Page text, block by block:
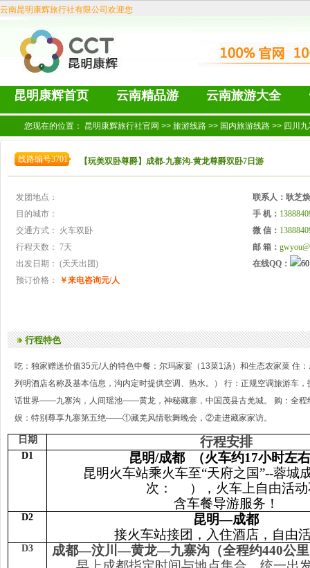
云南昆明康辉旅行社有限公司欢迎您
昆明康辉首页 云南精品游 云南旅游大全
您现在的位置： 昆明康辉旅行社官网 >> 旅游线路 >> 国内旅游线路 >> 四川
线路编号3701 【玩美双卧尊爵】成都-九寨沟-黄龙尊爵双卧7日游
发团地点：
目的城市：
交通方式： 火车双卧
行程天数： 7天
出发日期： (天天出团)
预订价格：
￥来电咨询元/人
联系人： 耿芝焕
手 机：
微 信：
邮 箱：
在线QQ：
行程特色
吃：独家赠送价值35元/人的特色中餐：尔玛家宴（13菜1汤）和生态农家菜 住
列明酒店名称及基本信息，沟内定时提供空调、热水。） 行：正规空调旅游车
话世界——九寨沟，人间瑶池——黄龙，神秘藏寨，中国茂县古羌城。 购：全程
娱：特别尊享九寨第五绝——①藏羌风情歌舞晚会，②走进藏家家访。
日期 行程安排
D1
昆明/成都 （火车约17小时左
昆明火车站乘火车至“天府之国”--蓉城
次： ），火车上自由活动
含车餐导游服务！
D2 昆明—成都
接火车站接团，入住酒店，自由
D3
成都—汶川—黄龙—九寨沟（全程约440公